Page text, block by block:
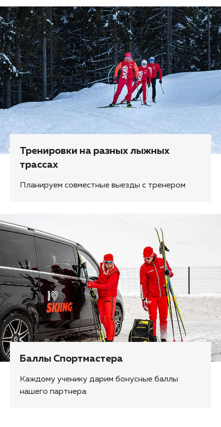
Тренировки на разных лыжных
трассах
Планируем совместные выезды с тренером
Баллы Спортмастера
Каждому ученику дарим бонусные баллы
нашего партнера